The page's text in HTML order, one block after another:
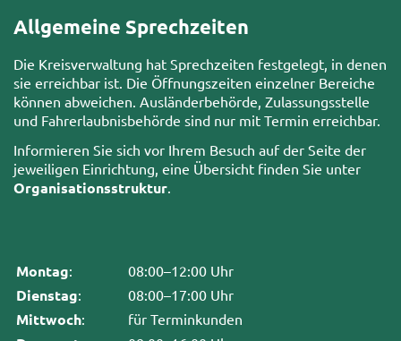
Allgemeine Sprechzeiten
Die Kreisverwaltung hat Sprechzeiten festgelegt, in denen
sie erreichbar ist. Die Öffnungszeiten einzelner Bereiche
können abweichen. Ausländerbehörde, Zulassungsstelle
und Fahrerlaubnisbehörde sind nur mit Termin erreichbar.
Informieren Sie sich vor Ihrem Besuch auf der Seite der
jeweiligen Einrichtung, eine Übersicht finden Sie unter
Organisationsstruktur
Montag: 08:00–12:00 Uhr
Dienstag: 08:00–17:00 Uhr
Mittwoch: für Terminkunden